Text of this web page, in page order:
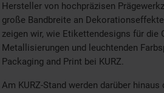
Hersteller von hochpräzisen
große Bandbreite an
zeigen wir, wie Etikettendesigns für die
Metallisierungen und leuchtenden
Packaging and Print bei KURZ.
Am KURZ-Stand werden darüber